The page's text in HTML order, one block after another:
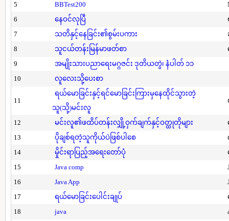
5
BBTest200
6
နေဝင်လုပြီ
7
သတိနှင့်နေခြင်း၏စွမ်းပကား
8
သူငယ်တန်းမြန်မာဖတ်စာ
9
အမျိုးသားပညာရေးမဂ္ဂဇင်း ဒုတိယတွဲ၊ နံပါတ် ၁၁
10
လူလေးသို့ပေးစာ
11
ရယ်မောခြင်းနှင့်ရင်မောခြင်းကြားမှနေထိုင်သွားတဲ့
သူ(သို့)မင်းလူ
12 မင်းလူ၏ဖထိပ်တန်းလျှို့ဝှက်ချက်နှင့်ဝတ္ထုတိုများ
13
ပိုချစ်ရတဲ့သူကိုယ်ပဲဖြစ်ပါစေ
14
မှိုင်းရာပြည့်အရေးတော်ပုံ
15
Java comp
16
Java App
17
ရယ်မောခြင်းပေါင်းချုပ်
18
java